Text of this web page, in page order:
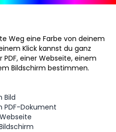
Weg eine Farbe von deinem
Klick kannst du ganz
einer Webseite, einem
Bildschirm bestimmen.
Bild
PDF-Dokument